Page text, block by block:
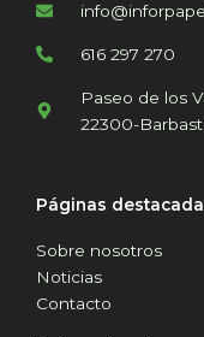
616 297 270
Paseo de los
22300-
Páginas
Sobre nosotros
Noticias
Contacto